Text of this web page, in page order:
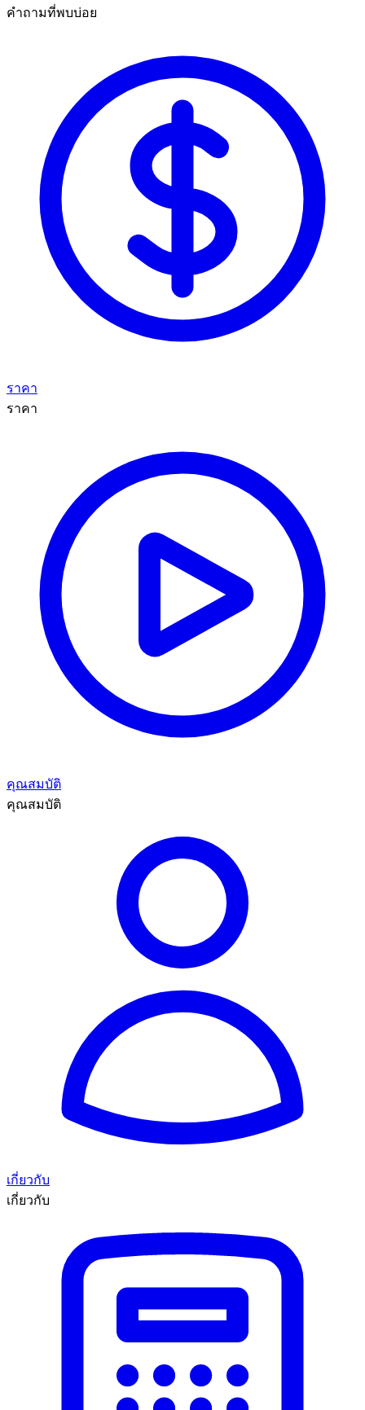
คำถามที่พบบ่อย
ราคา
ราคา
คุณสมบัติ
คุณสมบัติ
เกี่ยวกับ
เกี่ยวกับ